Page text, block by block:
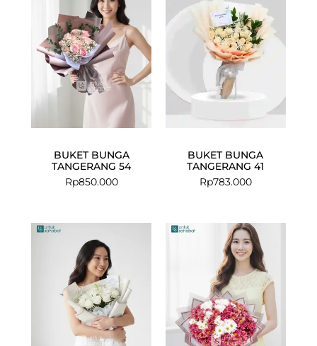
BUKET BUNGA
TANGERANG 54
Rp850.000
BUKET BUNGA
TANGERANG 41
Rp783.000